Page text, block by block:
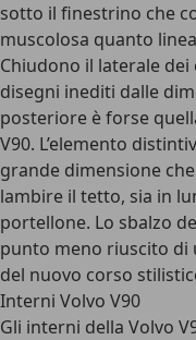
sotto il finestrino che
muscolosa quanto
Chiudono il laterale
disegni inediti dalle
posteriore è forse
V90. L’elemento
grande dimensione
lambire il tetto, sia in
portellone. Lo sbalzo
punto meno riuscito di
del nuovo corso
Interni Volvo V90
Gli interni della Volvo